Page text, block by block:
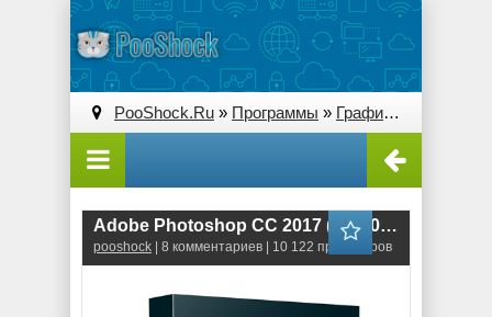
PooShock.Ru » Программы » Графические редакторы (2D)
Adobe Photoshop CC 2017 (18.1.0.207) 64bit ML-RUS
pooshock | 8 комментариев | 10 122 просмотров